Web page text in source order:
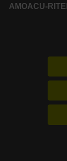
AMOACU-RITE